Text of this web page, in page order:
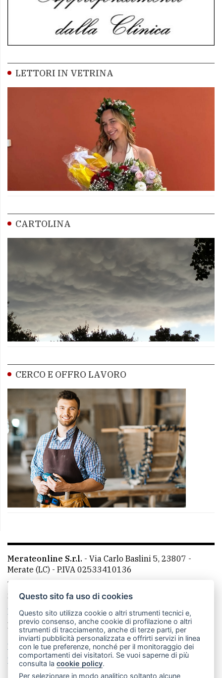
LETTORI IN VETRINA
CARTOLINA
CERCO E OFFRO LAVORO
Merateonline S.r.l. - Via Carlo Baslini 5, 23807 -
Merate (LC) - P.IVA 02533410136
Telefono:
mail: redazione@merateonline.it
La redazione
CasateOnline LeccoOnline
RSS
Made by VIP
Privacy policy
Cookie policy
Rivedi le tue scelte sui cookie
Questo sito fa uso di cookies
Questo sito utilizza cookie o altri strumenti tecnici e,
previo consenso, anche cookie di profilazione o altri
strumenti di tracciamento, anche di terze parti, per
inviarti pubblicità personalizzata e offrirti servizi in linea
con le tue preferenze, nonché per il monitoraggio dei
comportamenti dei visitatori. Se vuoi saperne di più
consulta lacookie policy.
Per selezionare in modo analitico soltanto alcune